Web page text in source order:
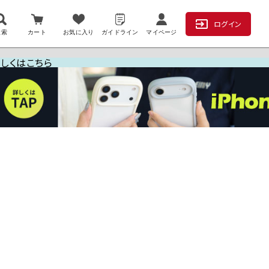
カート お気に入り ガイドライン マイページ
ログイン
くはこちら